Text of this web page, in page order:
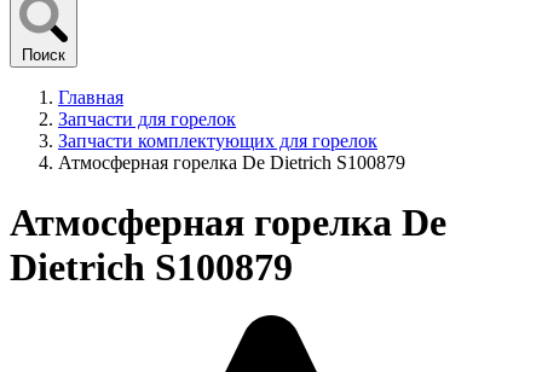
Поиск
Главная
Запчасти для горелок
Запчасти комплектующих для горелок
Атмосферная горелка De Dietrich S100879
Атмосферная горелка De
Dietrich S100879